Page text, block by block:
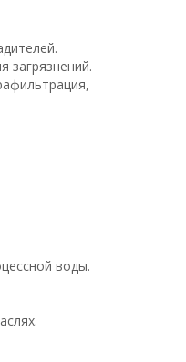
загрязнений.
воды.